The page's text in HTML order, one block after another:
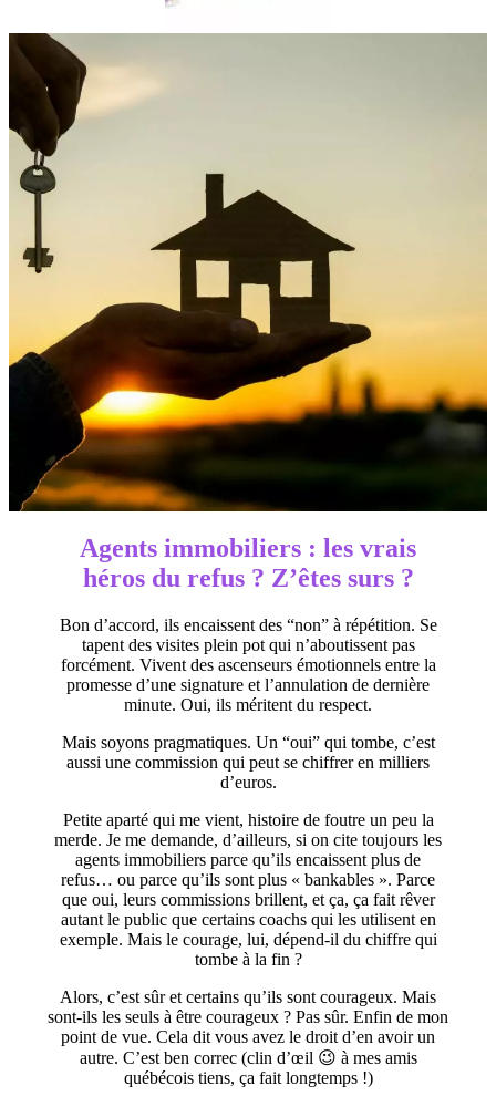
Agents immobiliers : les vrais
héros du refus ? Z’êtes surs ?
Bon d’accord, ils encaissent des “non” à répétition. Se
tapent des visites plein pot qui n’aboutissent pas
forcément. Vivent des ascenseurs émotionnels entre la
promesse d’une signature et l’annulation de dernière
minute. Oui, ils méritent du respect.
Mais soyons pragmatiques. Un “oui” qui tombe, c’est
aussi une commission qui peut se chiffrer en milliers
d’euros.
Petite aparté qui me vient, histoire de foutre un peu la
merde. Je me demande, d’ailleurs, si on cite toujours les
agents immobiliers parce qu’ils encaissent plus de
refus… ou parce qu’ils sont plus « bankables ». Parce
que oui, leurs commissions brillent, et ça, ça fait rêver
autant le public que certains coachs qui les utilisent en
exemple. Mais le courage, lui, dépend-il du chiffre qui
tombe à la fin ?
Alors, c’est sûr et certains qu’ils sont courageux. Mais
sont-ils les seuls à être courageux ? Pas sûr. Enfin de mon
point de vue. Cela dit vous avez le droit d’en avoir un
autre. C’est ben correc (clin d’œil 😉 à mes amis
québécois tiens, ça fait longtemps !)